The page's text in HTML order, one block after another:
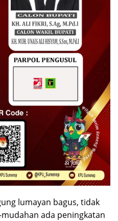
lumayan bagus, tidak
ada peningkatan